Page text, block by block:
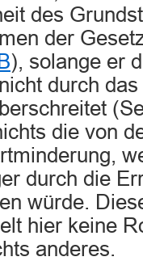
des
der
), solange er
durch
die von
durch die
würde.
hier keine
anderes.